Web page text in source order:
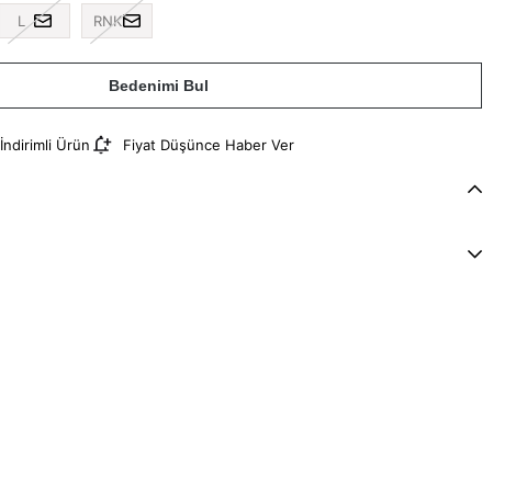
L RNK
Bedenimi Bul
İndirimli Ürün Fiyat Düşünce Haber Ver